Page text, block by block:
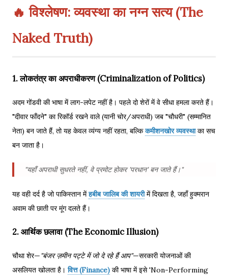
🔥 विश्लेषण: व्यवस्था का नग्न सत्य (The
Naked Truth)
1. लोकतंत्र का अपराधीकरण (Criminalization of Politics)
अदम गोंडवी की भाषा में लाग-लपेट नहीं है। पहले दो शेरों में वे सीधा हमला करते हैं।
"दीवार फाँदने" का रिकॉर्ड रखने वाले (यानी चोर/अपराधी) जब "चौधरी" (सम्मानित
नेता) बन जाते हैं, तो यह केवल व्यंग्य नहीं रहता, बल्किकमीशनखोर व्यवस्थाका सच
बन जाता है।
"यहाँ अपराधी सुधरते नहीं, वे प्रमोट होकर 'परधान' बन जाते हैं।"
यह वही दर्द है जो पाकिस्तान मेंहबीब जालिब की शायरीमें दिखता है, जहाँ हुक्मरान
अवाम की छाती पर मूंग दलते हैं।
2. आर्थिक छलावा (The Economic Illusion)
चौथा शेर—"बंजर ज़मीन पट्टे में जो दे रहे हैं आप"—सरकारी योजनाओं की
असलियत खोलता है।वित्त (Finance) की भाषा में इसे 'Non-Performing